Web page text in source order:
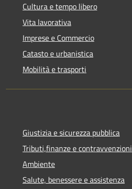
Cultura e tempo libero
Vita lavorativa
Imprese e Commercio
Catasto e urbanistica
Mobilità e trasporti
Giustizia e sicurezza pubblica
Tributi,finanze e contravvenzioni
Ambiente
Salute, benessere e assistenza